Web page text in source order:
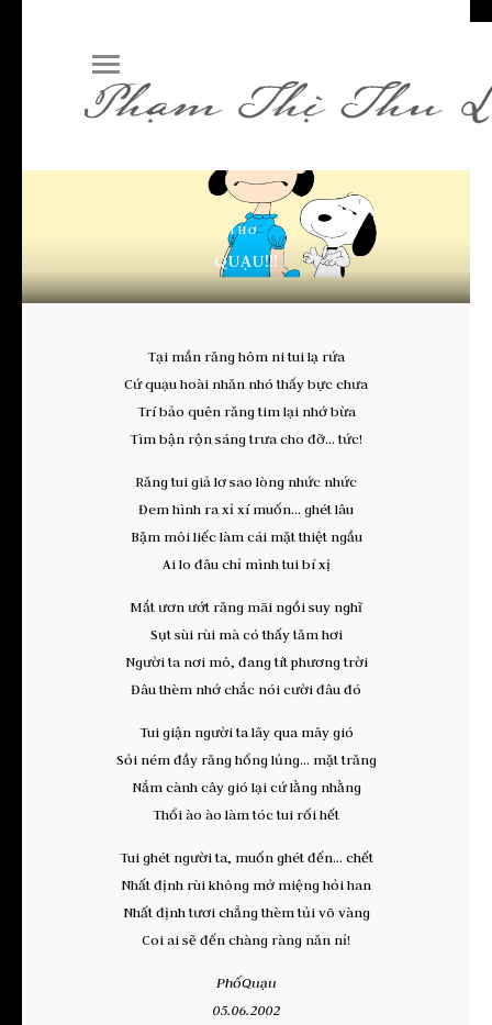
THƠ
QUẠU!!!
Tại mần răng hôm ni tui lạ rứa
Cứ quạu hoài nhăn nhó thấy bực chưa
Trí bảo quên răng tim lại nhớ bừa
Tìm bận rộn sáng trưa cho đỡ… tức!
Răng tui giả lơ sao lòng nhức nhức
Đem hình ra xỉ xí muốn… ghét lâu
Bặm môi liếc làm cái mặt thiệt ngầu
Ai lo đâu chỉ mình tui bí xị
Mắt ươn ướt răng mãi ngồi suy nghĩ
Sụt sùi rùi mà có thấy tăm hơi
Người ta nơi mô, đang tít phương trời
Đâu thèm nhớ chắc nói cười đâu đó
Tui giận người ta lây qua mây gió
Sỏi ném đầy răng hổng lủng… mặt trăng
Nắm cành cây gió lại cứ lằng nhằng
Thổi ào ào làm tóc tui rối hết
Tui ghét người ta, muốn ghét đến… chết
Nhất định rùi không mở miệng hỏi han
Nhất định tươi chẳng thèm tủi võ vàng
Coi ai sẽ đến chàng ràng năn nỉ!
PhốQuạu
05.06.2002